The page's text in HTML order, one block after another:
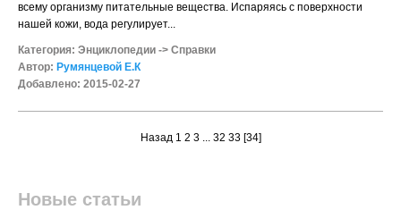
всему организму питательные вещества. Испаряясь с поверхности
нашей кожи, вода регулирует...
Категория: Энциклопедии -> Справки
Автор: Румянцевой Е.К
Добавлено: 2015-02-27
Назад 1 2 3... 32 33 [34]
Новые статьи